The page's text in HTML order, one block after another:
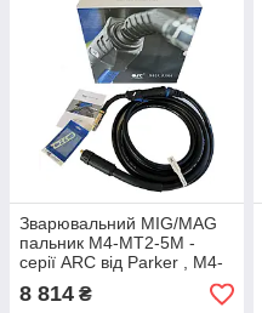
Зварювальний MIG/MAG
пальник M4-MT2-5M -
серії ARC від Parker , M4-
350A Air-Cooled Mig – 5
метров
8 814 ₴